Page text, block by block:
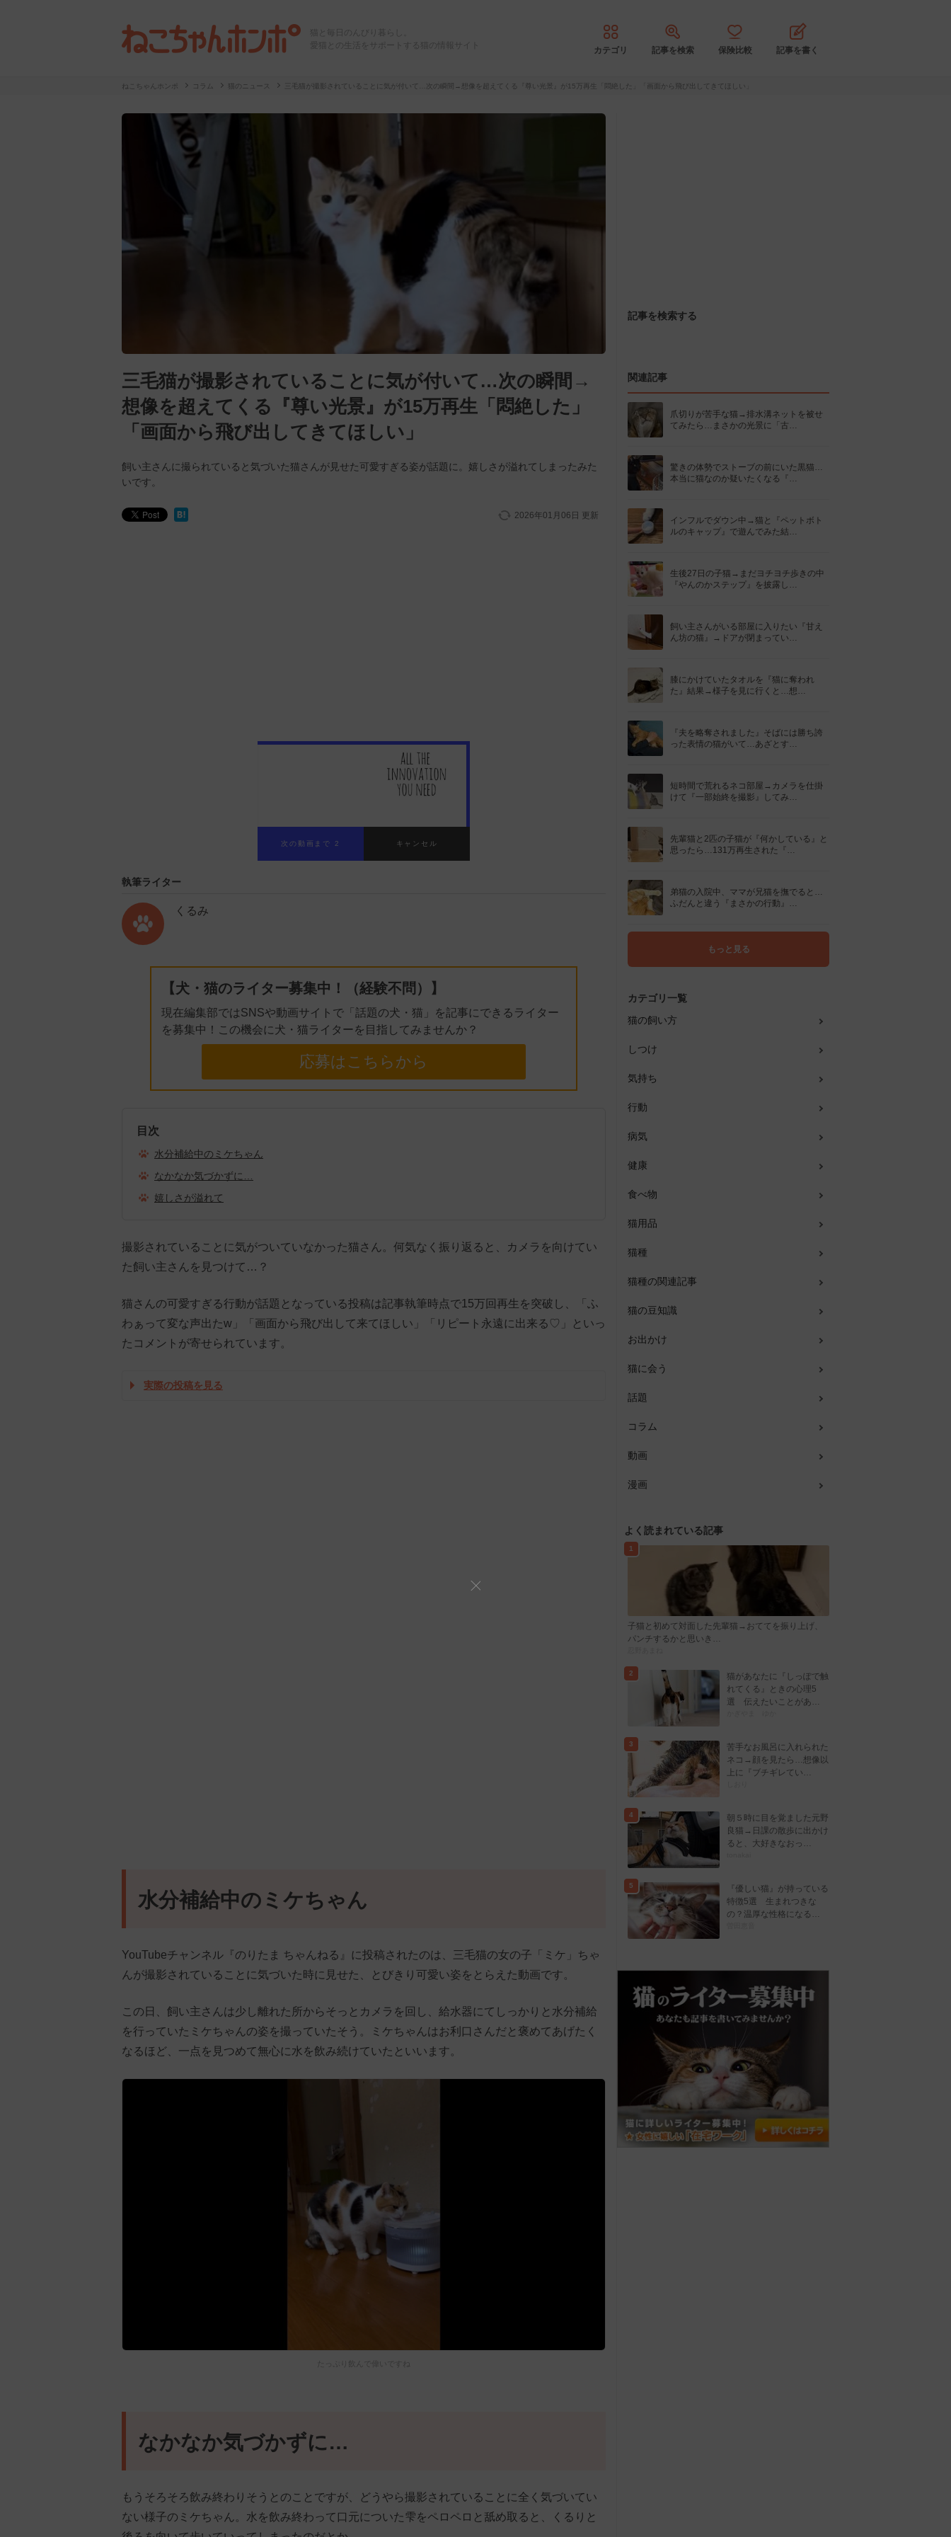
猫と毎日のんびり暮らし。
愛猫との生活をサポートする猫の情報サイト
カテゴリ 記事を検索 保険比較 記事を書く
ねこちゃんホンポ コラム 猫のニュース 三毛猫が撮影されていることに気が付いて…次の瞬間→想像を超えてくる『尊い光景』が15万再生「悶絶した」「画面から飛び出してきてほしい」
三毛猫が撮影されていることに気が付いて…次の瞬間→
想像を超えてくる『尊い光景』が15万再生「悶絶した」
「画面から飛び出してきてほしい」
飼い主さんに撮られていると気づいた猫さんが見せた可愛すぎる姿が話題に。嬉しさが溢れてしまったみた
いです。
2026年01月06日 更新
次の動画まで 1 キャンセル
執筆ライター
くるみ
【犬・猫のライター募集中！（経験不問）】
現在編集部ではSNSや動画サイトで「話題の犬・猫」を記事にできるライター
を募集中！この機会に犬・猫ライターを目指してみませんか？
応募はこちらから
目次
水分補給中のミケちゃん
なかなか気づかずに…
嬉しさが溢れて
撮影されていることに気がついていなかった猫さん。何気なく振り返ると、カメラを向けてい
た飼い主さんを見つけて…？
猫さんの可愛すぎる行動が話題となっている投稿は記事執筆時点で15万回再生を突破し、「ふ
わぁって変な声出たw」「画面から飛び出して来てほしい」「リピート永遠に出来る♡」といっ
たコメントが寄せられています。
実際の投稿を見る
水分補給中のミケちゃん
YouTubeチャンネル『のりたま ちゃんねる』に投稿されたのは、三毛猫の女の子「ミケ」ちゃ
んが撮影されていることに気づいた時に見せた、とびきり可愛い姿をとらえた動画です。
この日、飼い主さんは少し離れた所からそっとカメラを回し、給水器にてしっかりと水分補給
を行っていたミケちゃんの姿を撮っていたそう。ミケちゃんはお利口さんだと褒めてあげたく
なるほど、一点を見つめて無心に水を飲み続けていたといいます。
たっぷり飲んで偉いですね
なかなか気づかずに…
もうそろそろ飲み終わりそうとのことですが、どうやら撮影されていることに全く気づいてい
ない様子のミケちゃん。水を飲み終わって口元についた雫をペロペロと舐め取ると、くるりと
記事を検索する
関連記事
爪切りが苦手な猫→排水溝ネットを被せ
てみたら…まさかの光景に「古…
驚きの体勢でストーブの前にいた黒猫…
本当に猫なのか疑いたくなる『…
インフルでダウン中→猫と『ペットボト
ルのキャップ』で遊んでみた結…
生後27日の子猫→まだヨチヨチ歩きの中
『やんのかステップ』を披露し…
飼い主さんがいる部屋に入りたい『甘え
ん坊の猫』→ドアが閉まってい…
膝にかけていたタオルを『猫に奪われ
た』結果→様子を見に行くと…想…
『夫を略奪されました』そばには勝ち誇
った表情の猫がいて…あざとす…
短時間で荒れるネコ部屋→カメラを仕掛
けて『一部始終を撮影』してみ…
先輩猫と2匹の子猫が『何かしている』と
思ったら…131万再生された『…
弟猫の入院中、ママが兄猫を撫でると…
ふだんと違う『まさかの行動』…
もっと見る
カテゴリ一覧
猫の飼い方
しつけ
気持ち
行動
病気
健康
食べ物
猫用品
猫種
猫種の関連記事
猫の豆知識
お出かけ
猫に会う
話題
コラム
動画
漫画
よく読まれている記事
1
子猫と初めて対面した先輩猫→おててを振り上げ、
パンチするかと思いき…
2
猫があなたに『しっぽで触
れてくる』ときの心理5
選 伝えたいことがあ…
3
苦手なお風呂に入れられた
ネコ→顔を見たら…想像以
上に『ブチギレてい…
4
朝５時に目を覚ました元野
良猫→日課の散歩に出かけ
ると、大好きなおっ…
5
『優しい猫』が持っている
特徴5選 生まれつきな
の？温厚な性格になる…